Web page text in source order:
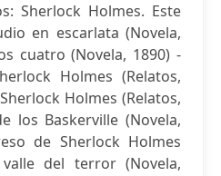
Sherlock Holmes. Este
en escarlata (Novela,
cuatro (Novela, 1890) -
Holmes (Relatos,
Holmes (Relatos,
los Baskerville (Novela,
de Sherlock Holmes
del terror (Novela,